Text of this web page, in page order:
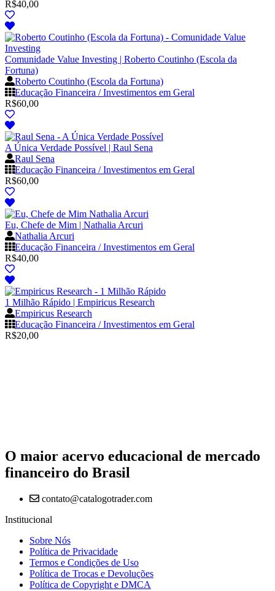
R$40,00
Comunidade Value Investing | Roberto Coutinho (Escola da
Fortuna)
Roberto Coutinho (Escola da Fortuna)
Educação Financeira / Investimentos em Geral
R$60,00
A Única Verdade Possível | Raul Sena
Raul Sena
Educação Financeira / Investimentos em Geral
R$60,00
Eu, Chefe de Mim | Nathalia Arcuri
Nathalia Arcuri
Educação Financeira / Investimentos em Geral
R$40,00
1 Milhão Rápido | Empiricus Research
Empiricus Research
Educação Financeira / Investimentos em Geral
R$20,00
O maior acervo educacional de mercado
financeiro do Brasil
contato@catalogotrader.com
Institucional
Sobre Nós
Política de Privacidade
Termos e Condições de Uso
Política de Trocas e Devoluções
Política de Copyright e DMCA